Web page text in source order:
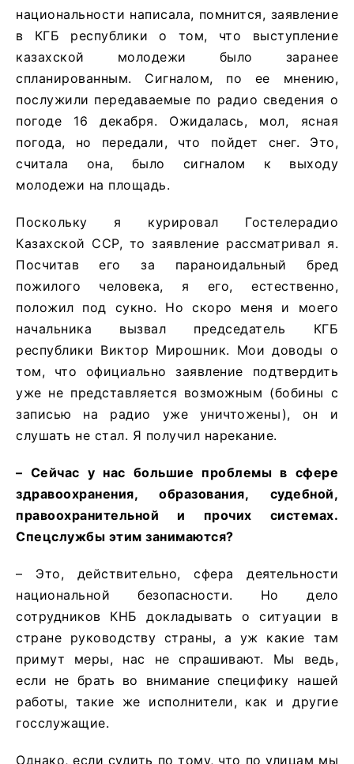
национальности написала, помнится, заявление
в КГБ республики о том, что выступление
казахской молодежи было заранее
спланированным. Сигналом, по ее мнению,
послужили передаваемые по радио сведения о
погоде 16 декабря. Ожидалась, мол, ясная
погода, но передали, что пойдет снег. Это,
считала она, было сигналом к выходу
молодежи на площадь.
Поскольку я курировал Гостелерадио
Казахской ССР, то заявление рассматривал я.
Посчитав его за параноидальный бред
пожилого человека, я его, естественно,
положил под сукно. Но скоро меня и моего
начальника вызвал председатель КГБ
республики Виктор Мирошник. Мои доводы о
том, что официально заявление подтвердить
уже не представляется возможным (бобины с
записью на радио уже уничтожены), он и
слушать не стал. Я получил нарекание.
– Сейчас у нас большие проблемы в сфере
здравоохранения, образования, судебной,
правоохранительной и прочих системах.
Спецслужбы этим занимаются?
– Это, действительно, сфера деятельности
национальной безопасности. Но дело
сотрудников КНБ докладывать о ситуации в
стране руководству страны, а уж какие там
примут меры, нас не спрашивают. Мы ведь,
если не брать во внимание специфику нашей
работы, такие же исполнители, как и другие
госслужащие.
Однако, если судить по тому, что по улицам мы